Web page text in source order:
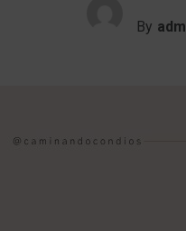
By